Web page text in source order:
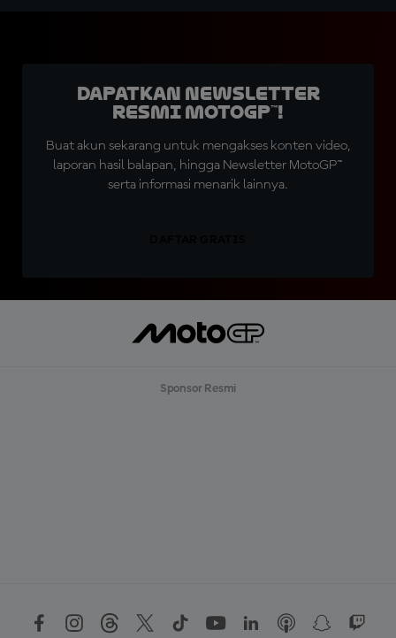
Dapatkan Newsletter
Resmi MotoGP™!
Buat akun sekarang untuk mengakses konten video,
laporan hasil balapan, hingga Newsletter MotoGP™
serta informasi menarik lainnya.
Sponsor Resmi